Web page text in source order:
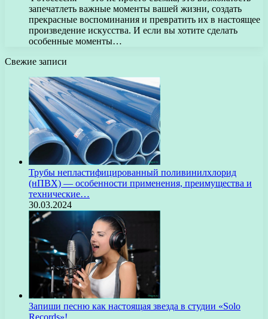
запечатлеть важные моменты вашей жизни, создать
прекрасные воспоминания и превратить их в настоящее
произведение искусства. И если вы хотите сделать
особенные моменты…
Свежие записи
Трубы непластифицированный поливинилхлорид
(нПВХ) — особенности применения, преимущества и
технические…
30.03.2024
Запиши песню как настоящая звезда в студии «Solo
Records»!